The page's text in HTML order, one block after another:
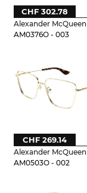
Alexander McQueen
AM0376O - 003
CHF 302.78
Alexander McQueen
AM0503O - 002
CHF 269.14